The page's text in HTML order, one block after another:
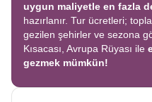
uygun maliyetle en fazla
hazırlanır. Tur ücretleri;
gezilen şehirler ve sezona
Kısacası, Avrupa Rüyası ile
gezmek mümkün!